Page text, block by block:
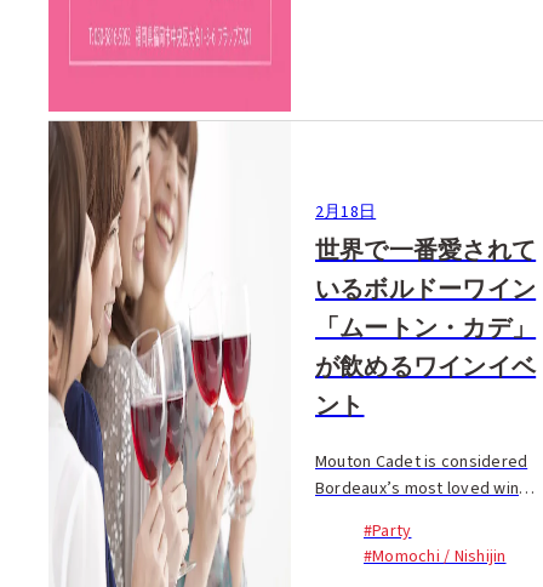
2月18日
世界で一番愛されて
いるボルドーワイン
「ムートン・カデ」
が飲めるワインイベ
ント
Mouton Cadet is considered
Bordeaux’s most loved wine,
Rothschild. It is produced
through the assembly of a
#Party
#Momochi / Nishijin